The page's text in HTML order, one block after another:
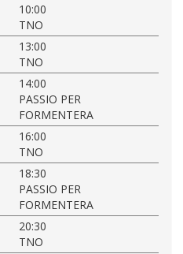
10:00
TNO
13:00
TNO
14:00
PASSIO PER
FORMENTERA
16:00
TNO
18:30
PASSIO PER
FORMENTERA
20:30
TNO